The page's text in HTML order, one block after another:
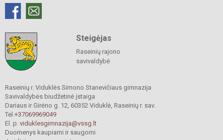
Steigėjas
Raseinių rajono
savivaldybė
Raseinių r. Viduklės Simono Stanevičiaus gimnazija
Savivaldybės biudžetinė įstaiga
Dariaus ir Girėno g. 12, 60352 Viduklė, Raseinių r. sav.
Tel.+37069969049
El. p. viduklesgimnazija@vssg.lt
Duomenys kaupiami ir saugomi